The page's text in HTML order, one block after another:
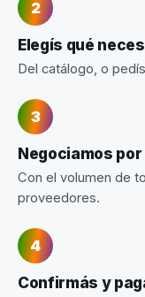
Elegís qué
Del catálogo, o
Negociamos
Con el volumen de
proveedores.
Confirmás y